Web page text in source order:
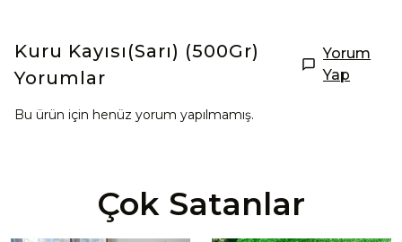
Kuru Kayısı(Sarı) (500Gr)
Yorumlar
Yorum
Yap
Bu ürün için henüz yorum yapılmamış.
Çok Satanlar